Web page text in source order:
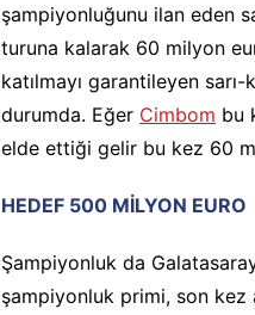
şampiyonluğunu ilan eden
turuna kalarak 60 milyon
katılmayı garantileyen
durumda. Eğer Cimbom bu
elde ettiği gelir bu kez 60
HEDEF 500 MİLYON EURO
Şampiyonluk da
şampiyonluk primi, son kez